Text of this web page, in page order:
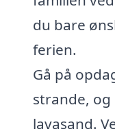
du bare
ferien.
Gå på
strande,
lavasand.